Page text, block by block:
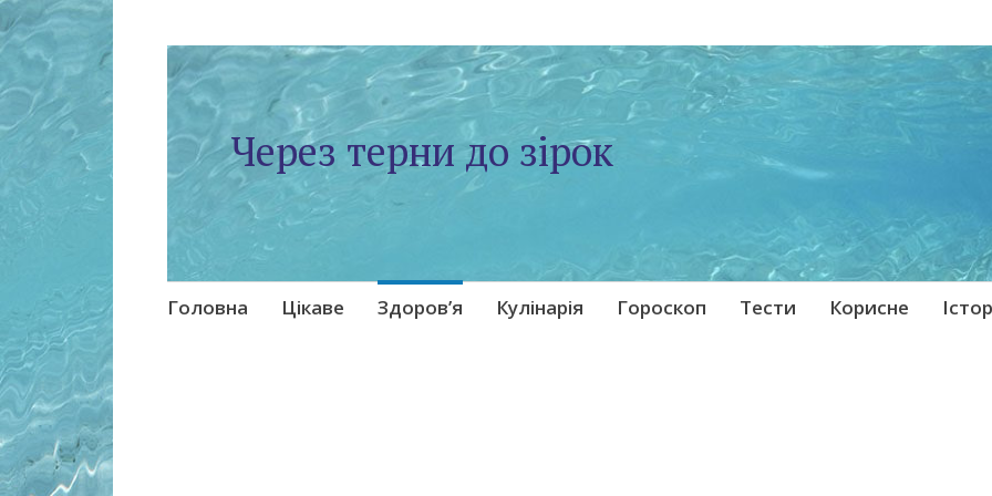
Через терни до зірок
Skip
Головна Цікаве Здоров’я Кулінарія Гороскоп Тести Корисне